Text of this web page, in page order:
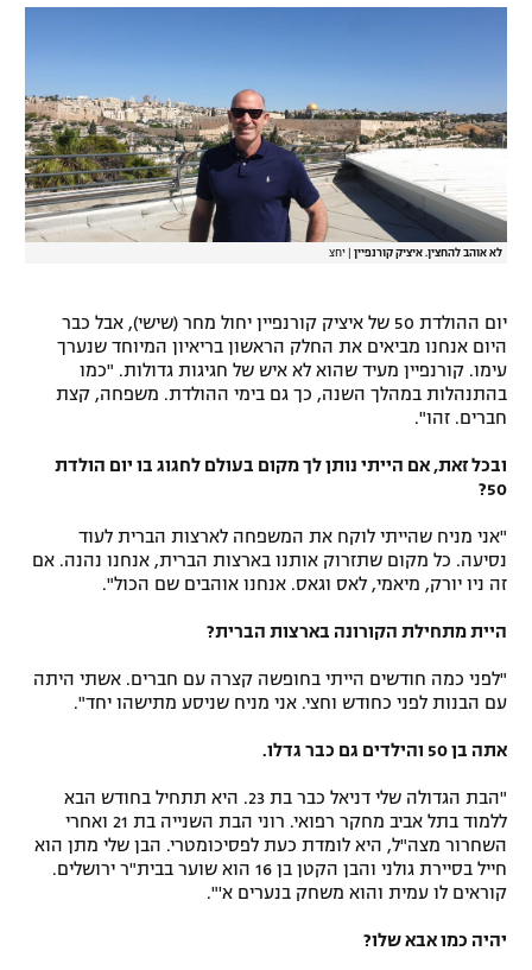
לא אוהב להחצין. איציק קורנפיין יחצ
יום ההולדת 50 של איציק קורנפיין יחול מחר (שישי), אבל כבר
היום אנחנו מביאים את החלק הראשון בריאיון המיוחד שנערך
עימו. קורנפיין מעיד שהוא לא איש של חגיגות גדולות. "כמו
בהתנהלות במהלך השנה, כך גם בימי ההולדת. משפחה, קצת
חברים. זהו".
ובכל זאת, אם הייתי נותן לך מקום בעולם לחגוג בו יום הולדת
50?
"אני מניח שהייתי לוקח את המשפחה לארצות הברית לעוד
נסיעה. כל מקום שתזרוק אותנו בארצות הברית, אנחנו נהנה. אם
זה ניו יורק, מיאמי, לאס וגאס. אנחנו אוהבים שם הכול".
היית מתחילת הקורונה בארצות הברית?
"לפני כמה חודשים הייתי בחופשה קצרה עם חברים. אשתי היתה
עם הבנות לפני כחודש וחצי. אני מניח שניסע מתישהו יחד".
אתה בן 50 והילדים גם כבר גדלו.
"הבת הגדולה שלי דניאל כבר בת 23. היא תתחיל בחודש הבא
ללמוד בתל אביב מחקר רפואי. רוני הבת השנייה בת 21 ואחרי
השחרור מצה"ל, היא לומדת כעת לפסיכומטרי. הבן שלי מתן הוא
חייל בסיירת גולני והבן הקטן בן 16 הוא שוער בבית"ר ירושלים.
קוראים לו עמית והוא משחק בנערים א'".
יהיה כמו אבא שלו?